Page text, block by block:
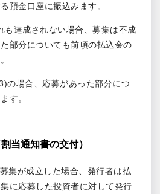
預金口座に振込みます。
も達成されない場合、募集は不成
部分についても前項の払込金の
の場合、応募があった部分につ
す。
当通知書の交付）
集が成立した場合、発行者は払
に応募した投資者に対して発行